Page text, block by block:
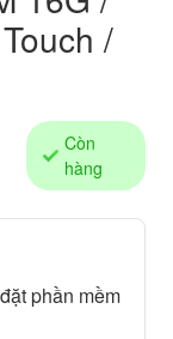
/
Còn
hàng
phần mềm